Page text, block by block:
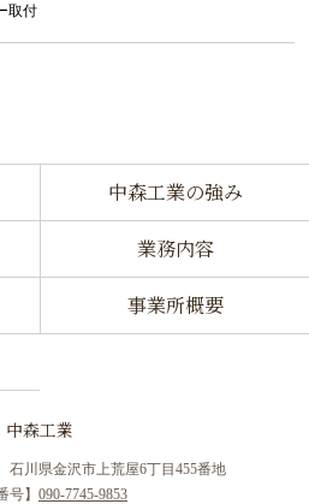
取付
中森工業の強み
業務内容
事業所概要
中森工業
石川県金沢市上荒屋6丁目455番地
号】 090-7745-9853